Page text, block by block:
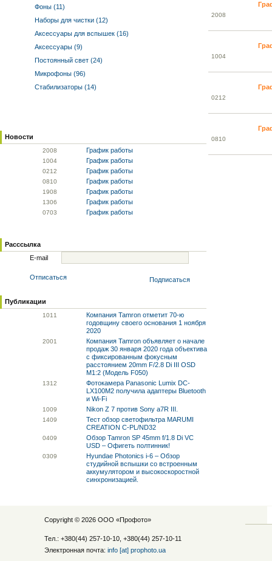
Фоны (11)
Наборы для чистки (12)
Аксессуары для вспышек (16)
Аксессуары (9)
Постоянный свет (24)
Микрофоны (96)
Стабилизаторы (14)
Новости
2008 График работы
1004 График работы
0212 График работы
0810 График работы
1908 График работы
1306 График работы
0703 График работы
Расссылка
E-mail
Отписаться Подписаться
Публикации
1011
Компания Tamron отметит 70-ю
годовщину своего основания 1 ноября
2020
2001
Компания Tamron объявляет о начале
продаж 30 января 2020 года объектива
с фиксированным фокусным
расстоянием 20mm F/2.8 Di III OSD
M1:2 (Модель F050)
1312
Фотокамера Panasonic Lumix DC-
LX100M2 получила адаптеры Bluetooth
и Wi-Fi
1009 Nikon Z 7 против Sony a7R III.
1409
Тест обзор светофильтра MARUMI
CREATION C-PL/ND32
0409
Обзор Tamron SP 45mm f/1.8 Di VC
USD – Офигеть полтинник!
0309
Hyundae Photonics i-6 – Обзор
студийной вспышки со встроенным
аккумулятором и высокоскоростной
синхронизацией.
2008
1004
0212
0810
Copyright © 2026 ООО «Профото»
Тел.: +380(44) 257-10-10, +380(44) 257-10-11
Электронная почта: info [at] prophoto.ua